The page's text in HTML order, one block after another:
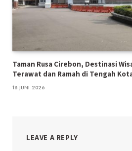
Taman Rusa Cirebon, Destinasi
Terawat dan Ramah di Tengah
18 JUNI 2026
LEAVE A REPLY